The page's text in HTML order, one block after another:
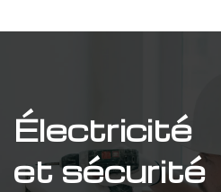
Électricité
et sécurité